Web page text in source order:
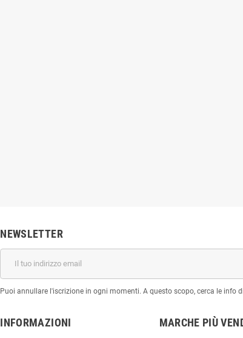
NEWSLETTER
Puoi annullare l'iscrizione in ogni momenti. A questo scopo, cerca le info
INFORMAZIONI MARCHE PIÙ